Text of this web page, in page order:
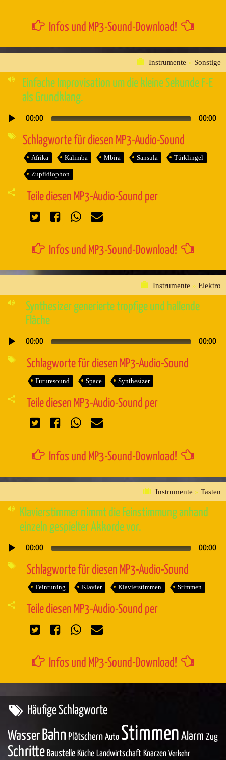
Infos und MP3-Sound-Download!
Instrumente » Sonstige
Einfache Improvisation um die kleine Sekunde F-E
als Grundklang.
Audio-
00:00 00:00
Schlagworte für diesen MP3-Audio-Sound
Afrika Kalimba Mbira Sansula Türklingel
Zupfidiophon
Teile diesen MP3-Audio-Sound per
Infos und MP3-Sound-Download!
Instrumente » Elektro
Synthesizer generierte tropfige und hallende
Fläche
Audio-
00:00 00:00
Schlagworte für diesen MP3-Audio-Sound
Futuresound Space Synthesizer
Teile diesen MP3-Audio-Sound per
Infos und MP3-Sound-Download!
Instrumente » Tasten
Klavierstimmer nimmt die Feinstimmung anhand
einzeln gespielter Akkorde vor.
Audio-
00:00 00:00
Schlagworte für diesen MP3-Audio-Sound
Feintuning Klavier Klavierstimmen Stimmen
Teile diesen MP3-Audio-Sound per
Infos und MP3-Sound-Download!
Häufige Schlagworte
Wasser Bahn Plätschern Auto Stimmen Alarm Zug
Schritte Baustelle Küche Landwirtschaft Knarzen Verkehr